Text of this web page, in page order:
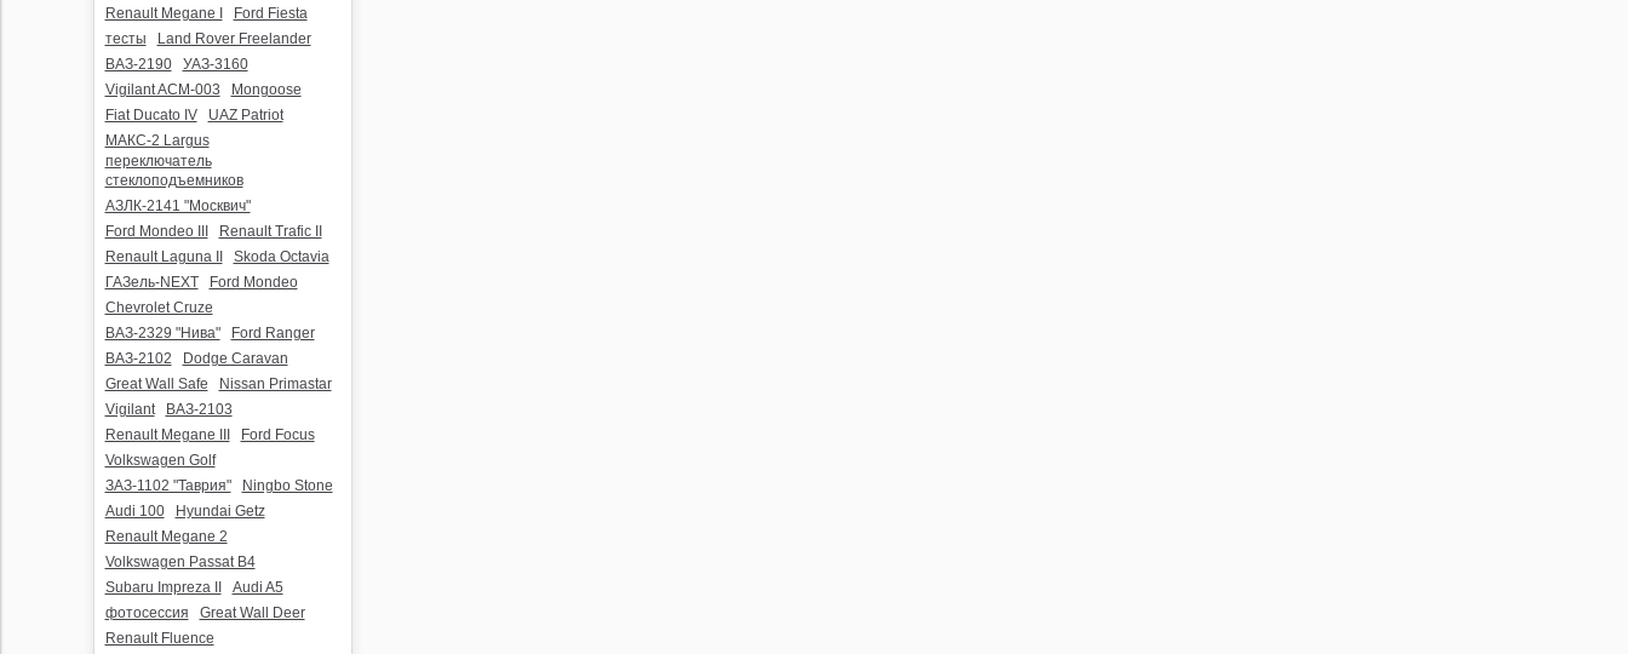
Renault Megane I
Ford Fiesta
тесты
Land Rover Freelander
ВАЗ-2190
УАЗ-3160
Vigilant ACM-003
Mongoose
Fiat Ducato IV
UAZ Patriot
МАКС-2 Largus
переключатель
стеклоподъемников
АЗЛК-2141 "Москвич"
Ford Mondeo III
Renault Trafic II
Renault Laguna II
Skoda Octavia
ГАЗель-NEXT
Ford Mondeo
Chevrolet Cruze
ВАЗ-2329 "Нива"
Ford Ranger
ВАЗ-2102
Dodge Caravan
Great Wall Safe
Nissan Primastar
Vigilant
ВАЗ-2103
Renault Megane III
Ford Focus
Volkswagen Golf
ЗАЗ-1102 "Таврия"
Ningbo Stone
Audi 100
Hyundai Getz
Renault Megane 2
Volkswagen Passat B4
Subaru Impreza II
Audi A5
фотосессия
Great Wall Deer
Renault Fluence